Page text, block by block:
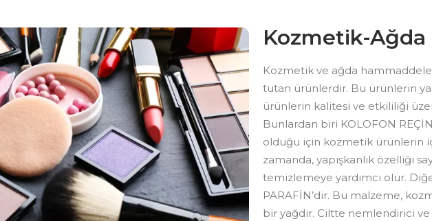
Kozmetik-
Kozmetik ve ağda
tutan ürünlerdir. Bu ürünlerin
ürünlerin kalitesi ve etkililiği
Bunlardan biri KOLOFON
olduğu için kozmetik ürünlerin
zamanda, yapışkanlık özelliği
temizlemeye yardımcı olur.
PARAFİN’dir. Bu malzeme,
bir yağdır. Ciltte nemlendirici